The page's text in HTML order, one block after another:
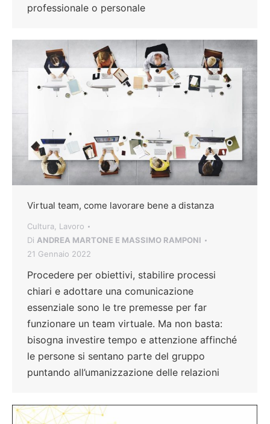
professionale o personale
Virtual team, come lavorare bene a distanza
Cultura, Lavoro
Di ANDREA MARTONE E MASSIMO RAMPONI
21 Gennaio 2022
Procedere per obiettivi, stabilire processi
chiari e adottare una comunicazione
essenziale sono le tre premesse per far
funzionare un team virtuale. Ma non basta:
bisogna investire tempo e attenzione affinché
le persone si sentano parte del gruppo
puntando all’umanizzazione delle relazioni